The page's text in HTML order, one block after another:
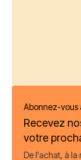
Abonnez-vous
Recevez
votre
De l'achat, à la